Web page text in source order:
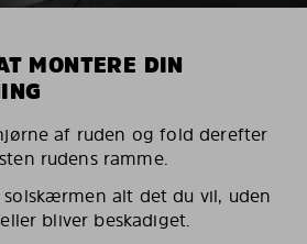
MONTERE DIN
af ruden og fold derefter
rudens ramme.
solskærmen alt det du vil, uden
bliver beskadiget.